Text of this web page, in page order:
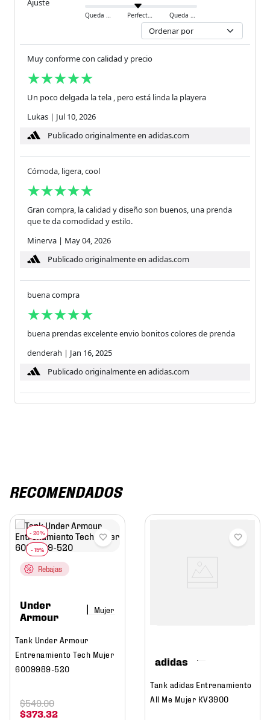
Ajuste
Queda ajustado Perfecto Queda holgado
Muy conforme con calidad y precio
Un poco delgada la tela , pero está linda la playera
Lukas | Jul 10, 2026
Publicado originalmente en adidas.com
Cómoda, ligera, cool
Gran compra, la calidad y diseño son buenos, una prenda
que te da comodidad y estilo.
Minerva | May 04, 2026
Publicado originalmente en adidas.com
buena compra
buena prendas excelente envio bonitos colores de prenda
denderah | Jan 16, 2025
Publicado originalmente en adidas.com
RECOMENDADOS
Rebajas
Under
Armour
Mujer
Tank Under Armour
Entrenamiento Tech Mujer
6009989-520
$373 32
$549.00
adidas
Tank adidas Entrenamiento
All Me Mujer KV3900